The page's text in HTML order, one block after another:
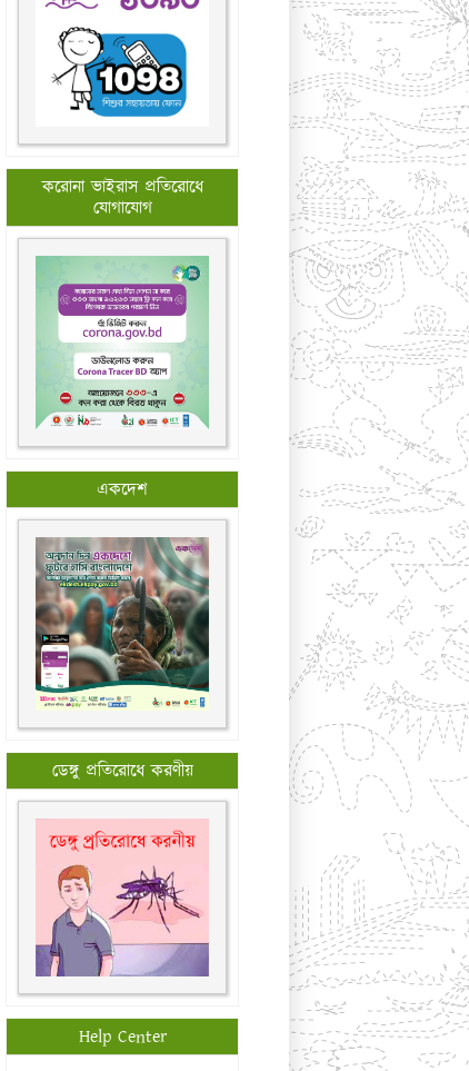
করোনা ভাইরাস প্রতিরোধে
যোগাযোগ
একদেশ
ডেঙ্গু প্রতিরোধে করণীয়
Help Center